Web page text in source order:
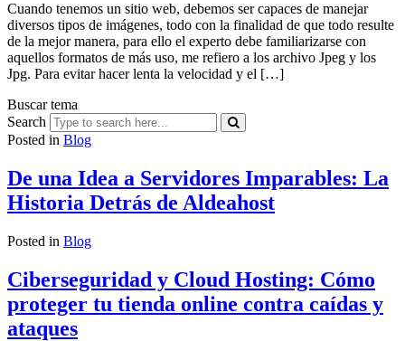
Cuando tenemos un sitio web, debemos ser capaces de manejar
diversos tipos de imágenes, todo con la finalidad de que todo resulte
de la mejor manera, para ello el experto debe familiarizarse con
aquellos formatos de más uso, me refiero a los archivo Jpeg y los
Jpg. Para evitar hacer lenta la velocidad y el […]
Buscar tema
Search
Posted in Blog
De una Idea a Servidores Imparables: La
Historia Detrás de Aldeahost
Posted in Blog
Ciberseguridad y Cloud Hosting: Cómo
proteger tu tienda online contra caídas y
ataques